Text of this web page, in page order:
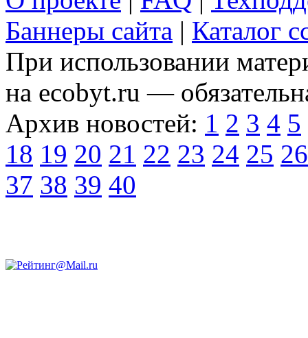
Баннеры сайта | Каталог
При использовании
на ecobyt.ru —
Архив новостей: 1 2 3 4 5
18 19 20 21 22 23 24 25 26
37 38 39 40